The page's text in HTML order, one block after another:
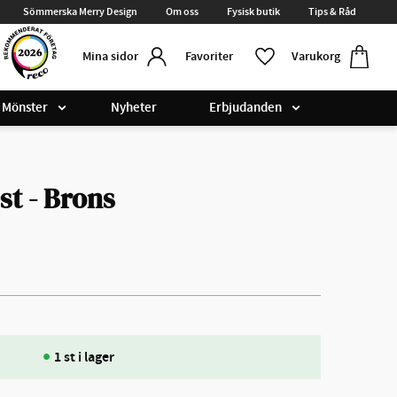
Sömmerska Merry Design Om oss Fysisk butik Tips & Råd
Mina sidor Favoriter Varukorg
Favoriter
Mönster Nyheter Erbjudanden
- Brons
1 st i lager